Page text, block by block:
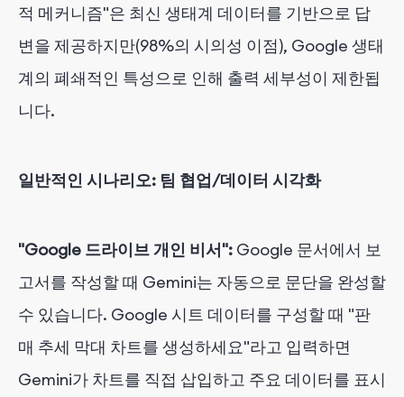
적 메커니즘"은 최신 생태계 데이터를 기반으로 답
변을 제공하지만(98%의 시의성 이점), Google 생태
계의 폐쇄적인 특성으로 인해 출력 세부성이 제한됩
니다.
일반적인 시나리오: 팀 협업/데이터 시각화
"Google 드라이브 개인 비서": Google 문서에서 보
고서를 작성할 때 Gemini는 자동으로 문단을 완성할
수 있습니다. Google 시트 데이터를 구성할 때 "판
매 추세 막대 차트를 생성하세요"라고 입력하면
Gemini가 차트를 직접 삽입하고 주요 데이터를 표시